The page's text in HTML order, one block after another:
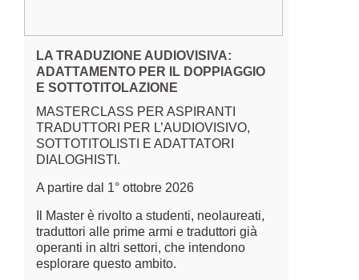
LA TRADUZIONE AUDIOVISIVA:
ADATTAMENTO PER IL DOPPIAGGIO
E SOTTOTITOLAZIONE
MASTERCLASS PER ASPIRANTI
TRADUTTORI PER L’AUDIOVISIVO,
SOTTOTITOLISTI E ADATTATORI
DIALOGHISTI.
A partire dal 1° ottobre 2026
Il Master è rivolto a studenti, neolaureati,
traduttori alle prime armi e traduttori già
operanti in altri settori, che intendono
esplorare questo ambito.